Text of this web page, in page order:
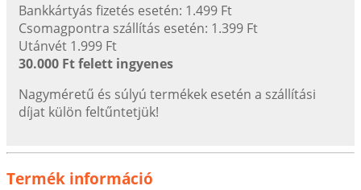
Bankkártyás fizetés esetén: 1.499 Ft
Csomagpontra szállítás esetén: 1.399 Ft
Utánvét 1.999 Ft
30.000 Ft felett ingyenes
Nagyméretű és súlyú termékek esetén a szállítási
díjat külön feltűntetjük!
Termék információ